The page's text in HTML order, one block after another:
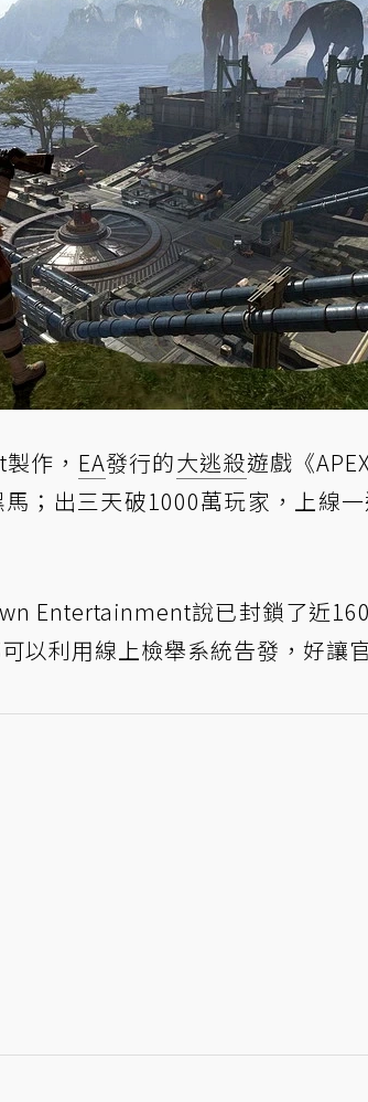
作， EA發行的大逃殺遊戲《
；出三天破1000萬玩家，上線
Entertainment說已封鎖了近
以利用線上檢舉系統告發，好讓